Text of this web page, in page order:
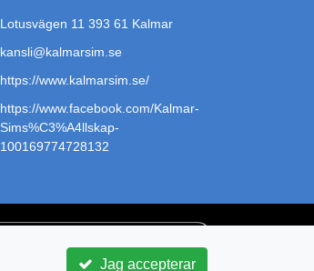
Lotusvägen 11 393 61 Kalmar
kansli@kalmarsim.se
https://www.kalmarsim.se/
https://www.facebook.com/Kalmar-
Sims%C3%A4llskap-
100169774728132
Jag accepterar